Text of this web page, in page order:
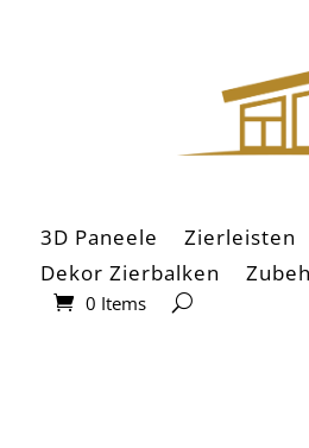
3D Paneele Zierleisten
Dekor Zierbalken
0 Items